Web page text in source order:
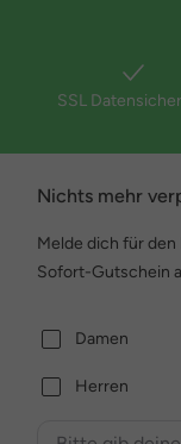
SSL
Nichts mehr
Melde dich für den
Sofort-Gutschein
Damen
Herren